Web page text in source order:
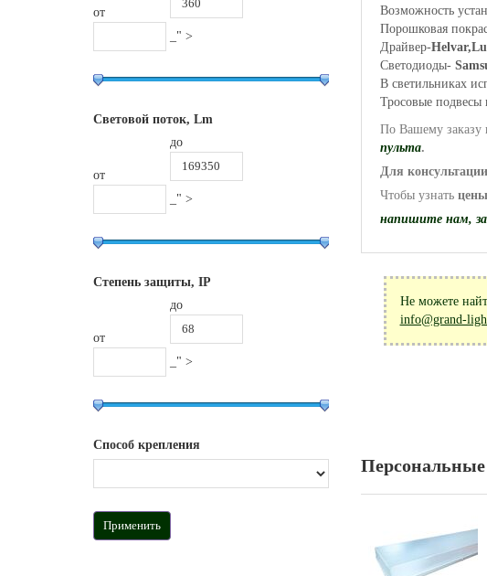
от
_" >
Световой поток, Lm
от
до
_" >
Степень защиты, IP
от
до
_" >
Способ крепления
Возможность
Порошковая
Драйвер-
Светодиоды-
В светильниках
Тросовые подвесы
По Вашему заказу
пульта.
Для консультации
Чтобы узнать
напишите нам,
Не можете
info@grand-